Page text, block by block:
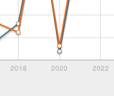
2018 2020 2022